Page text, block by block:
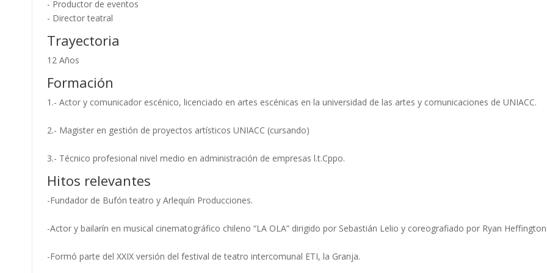
- Productor de eventos
- Director teatral
Trayectoria
12 Años
Formación
1.- Actor y comunicador escénico, licenciado en artes escénicas en la universidad de las artes y comunicaciones de UNIACC.
2.- Magister en gestión de proyectos artísticos UNIACC (cursando)
3.- Técnico profesional nivel medio en administración de empresas l.t.Cppo.
Hitos relevantes
-Fundador de Bufón teatro y Arlequín Producciones.
-Actor y bailarín en musical cinematográfico chileno “LA OLA” dirigido por Sebastián Lelio y coreografiado por Ryan
-Formó parte del XXIX versión del festival de teatro intercomunal ETI, la Granja.